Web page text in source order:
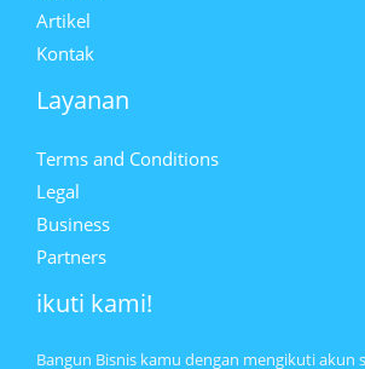
Artikel
Kontak
Layanan
Terms and Conditions
Legal
Business
Partners
ikuti kami!
Bangun Bisnis kamu dengan mengikuti akun